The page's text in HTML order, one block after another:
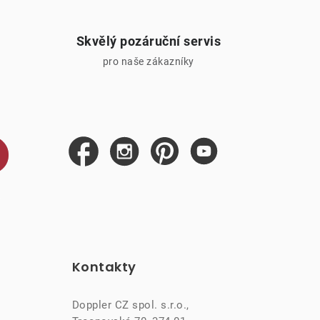
Skvělý pozáruční servis
pro naše zákazníky
Kontakty
Doppler CZ spol. s.r.o.,